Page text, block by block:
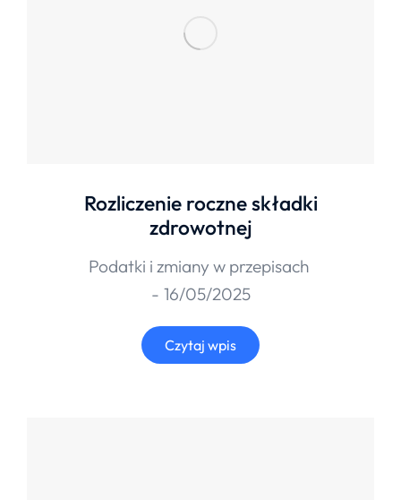
Rozliczenie roczne składki
zdrowotnej
Podatki i zmiany w przepisach
16/05/2025
Czytaj wpis